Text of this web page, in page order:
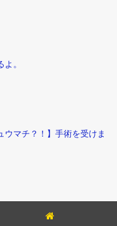
。
ウマチ？！】手術を受けま